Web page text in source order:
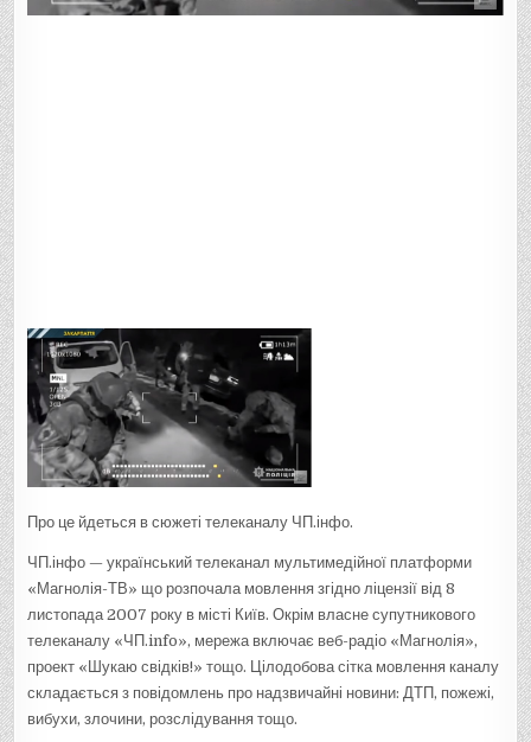
Про це йдеться в сюжеті телеканалу ЧП.інфо.
ЧП.інфо — український телеканал мультимедійної платформи
«Магнолія-ТВ» що розпочала мовлення згідно ліцензії від 8
листопада 2007 року в місті Київ. Окрім власне супутникового
телеканалу «ЧП.info», мережа включає веб-радіо «Магнолія»,
проект «Шукаю свідків!» тощо. Цілодобова сітка мовлення каналу
складається з повідомлень про надзвичайні новини: ДТП, пожежі,
вибухи, злочини, розслідування тощо.